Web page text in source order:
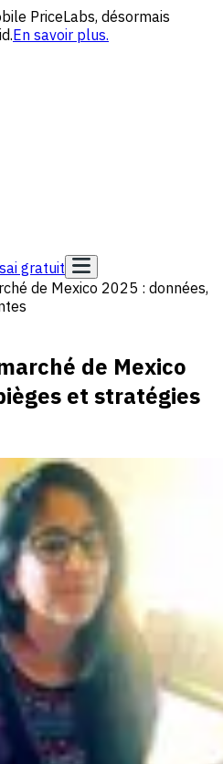
PriceLabs, désormais
En savoir plus.
gratuit
de Mexico 2025 : données,
de Mexico
et stratégies